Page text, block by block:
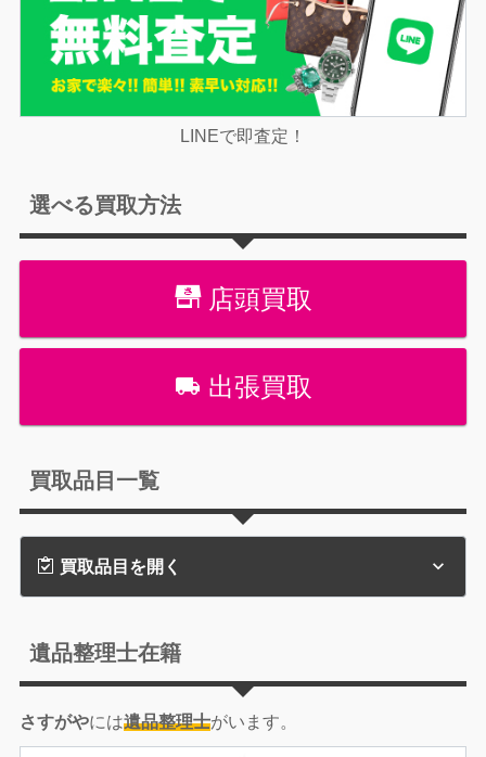
LINEで即査定！
選べる買取方法
店頭買取
出張買取
買取品目一覧
買取品目を開く
遺品整理士在籍
さすがやには遺品整理士がいます。